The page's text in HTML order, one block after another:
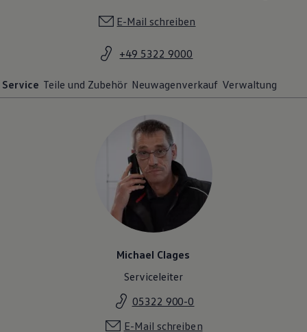
E-Mail schreiben
+49 5322 9000
Service Teile und Zubehör Neuwagenverkauf Verwaltung
Michael Clages
Serviceleiter
05322 900-0
E-Mail schreiben